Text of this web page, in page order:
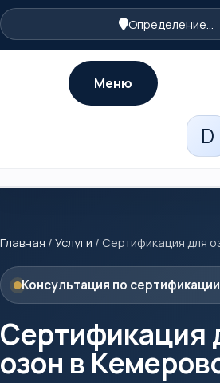
Определение...
D
Меню
Главная / Услуги / Сертификация для
Консультация по
Сертификация
озон в